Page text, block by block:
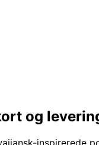
og
inspirerede